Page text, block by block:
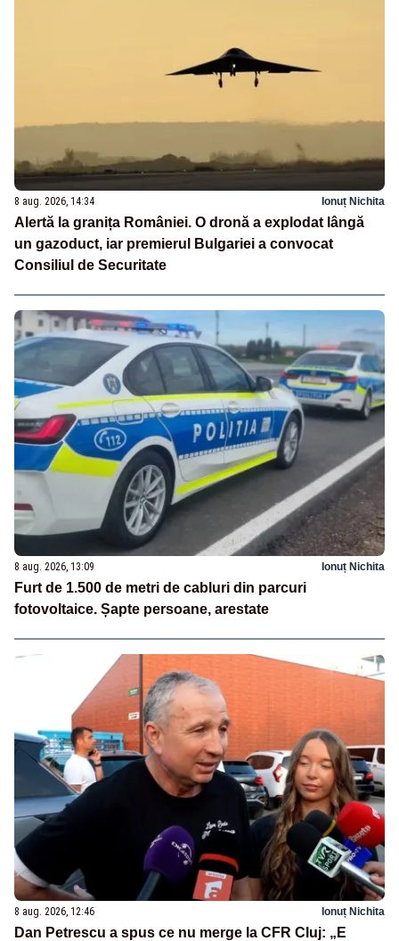
8 aug. 2026, 14:34 Ionuț Nichita
Alertă la granița României. O dronă a explodat lângă
un gazoduct, iar premierul Bulgariei a convocat
Consiliul de Securitate
8 aug. 2026, 13:09 Ionuț Nichita
Furt de 1.500 de metri de cabluri din parcuri
fotovoltaice. Șapte persoane, arestate
8 aug. 2026, 12:46 Ionuț Nichita
Dan Petrescu a spus ce nu merge la CFR Cluj: „E